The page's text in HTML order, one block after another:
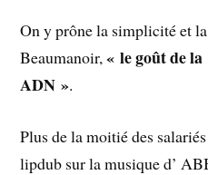
On y prône la simplicité et
Beaumanoir,« le goût de
ADN ».
Plus de la moitié des
lipdub sur la musique d’